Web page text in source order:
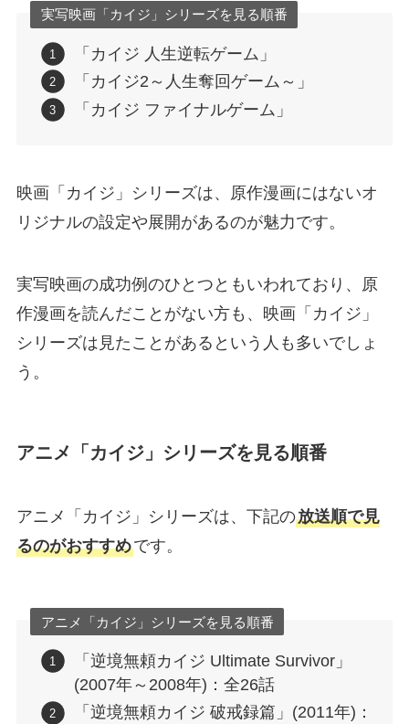
実写映画「カイジ」シリーズを見る順番
「カイジ 人生逆転ゲーム」
「カイジ2～人生奪回ゲーム～」
「カイジ ファイナルゲーム」
映画「カイジ」シリーズは、原作漫画にはないオ
リジナルの設定や展開があるのが魅力です。
実写映画の成功例のひとつともいわれており、原
作漫画を読んだことがない方も、映画「カイジ」
シリーズは見たことがあるという人も多いでしょ
う。
アニメ「カイジ」シリーズを見る順番
アニメ「カイジ」シリーズは、下記の放送順で見
るのがおすすめです。
アニメ「カイジ」シリーズを見る順番
「逆境無頼カイジ Ultimate Survivor」
(2007年～2008年)：全26話
「逆境無頼カイジ 破戒録篇」(2011年)：